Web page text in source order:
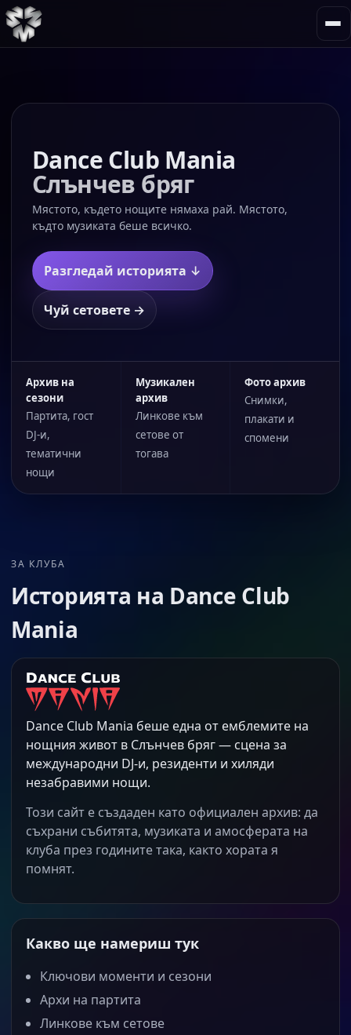
Dance Club Mania
Слънчев бряг
Мястото, където нощите нямаха рай. Мястото,
къдто музиката беше всичко.
Разгледай историята ↓
Чуй сетовете →
Архив на
сезони
Партита, гост
DJ-и,
тематични
нощи
Музикален
архив
Линкове към
сетове от
тогава
Фото архив
Снимки,
плакати и
спомени
ЗА КЛУБА
Историята на Dance Club
Mania
Dance Club Mania беше една от емблемите на
нощния живот в Слънчев бряг — сцена за
международни DJ-и, резиденти и хиляди
незабравими нощи.
Този сайт е създаден като официален архив: да
съхрани събитята, музиката и амосферата на
клуба през годините така, както хората я
помнят.
Какво ще намериш тук
Ключови моменти и сезони
Архи на партита
Линкове към сетове